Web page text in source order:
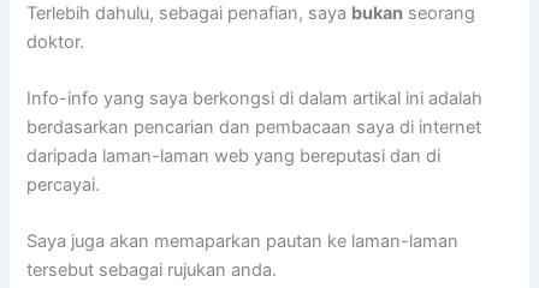
Terlebih dahulu, sebagai penafian, saya bukan seorang
doktor.
Info-info yang saya berkongsi di dalam artikal ini adalah
berdasarkan pencarian dan pembacaan saya di internet
daripada laman-laman web yang bereputasi dan di
percayai.
Saya juga akan memaparkan pautan ke laman-laman
tersebut sebagai rujukan anda.